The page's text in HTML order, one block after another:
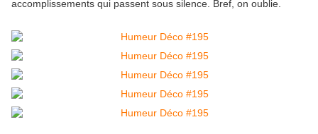
accomplissements qui passent sous silence. Bref, on oublie.